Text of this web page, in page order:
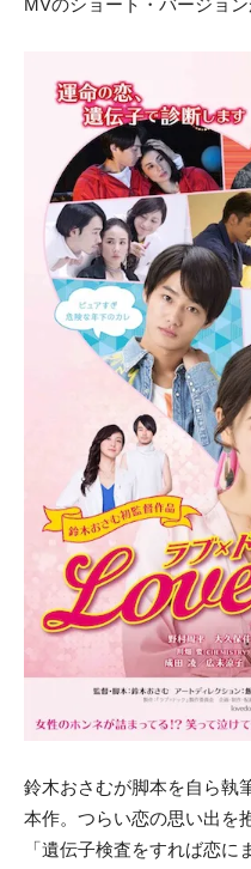
MVのショート・バージョン
鈴木おさむが脚本を自ら執
本作。つらい恋の思い出を
「遺伝子検査をすれば恋